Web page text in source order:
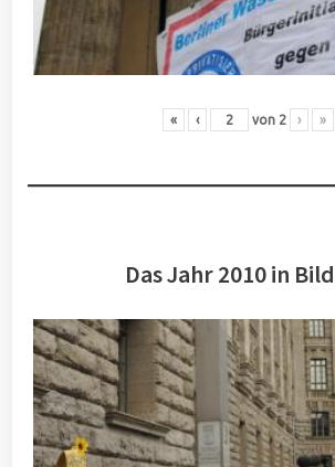
« ‹ von 2 › »
Das Jahr 2010 in